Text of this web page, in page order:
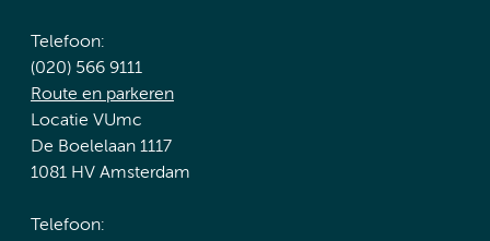
Telefoon:
(020) 566 9111
Route en parkeren
Locatie VUmc
De Boelelaan 1117
1081 HV Amsterdam
Telefoon: